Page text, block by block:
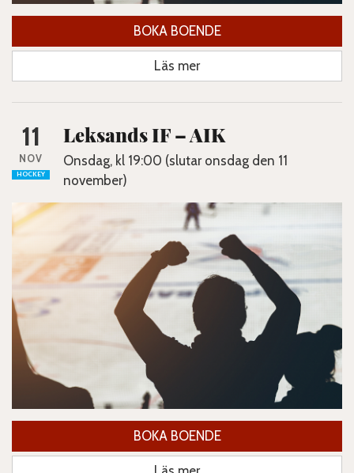
BOKA BOENDE
Läs mer
11
NOV
HOCKEY
Leksands IF – AIK
Onsdag, kl 19:00 (slutar onsdag den 11
november)
BOKA BOENDE